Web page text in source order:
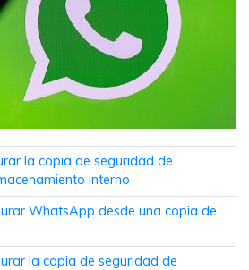
de fábrica.
App
datos del teléfono, de
y archivos entre dispositivos
te tiene al tanto de todo en
la copia de seguridad de
interno
WhatsApp desde una copia de
la copia de seguridad de